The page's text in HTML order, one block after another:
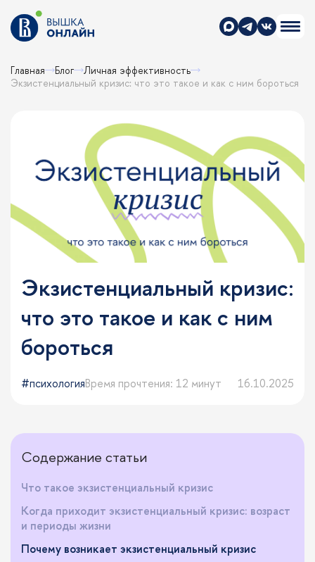
Главная Блог
Личная эффективность
Экзистенциальный кризис: что это такое и как с ним бороться
Экзистенциальный кризис:
что это такое и как с ним
бороться
психологияВремя прочтения: 12 минут 16.10.2025
Содержание статьи
Что такое экзистенциальный кризис
Когда приходит экзистенциальный кризис: возраст
и периоды жизни
Почему возникает экзистенциальный кризис